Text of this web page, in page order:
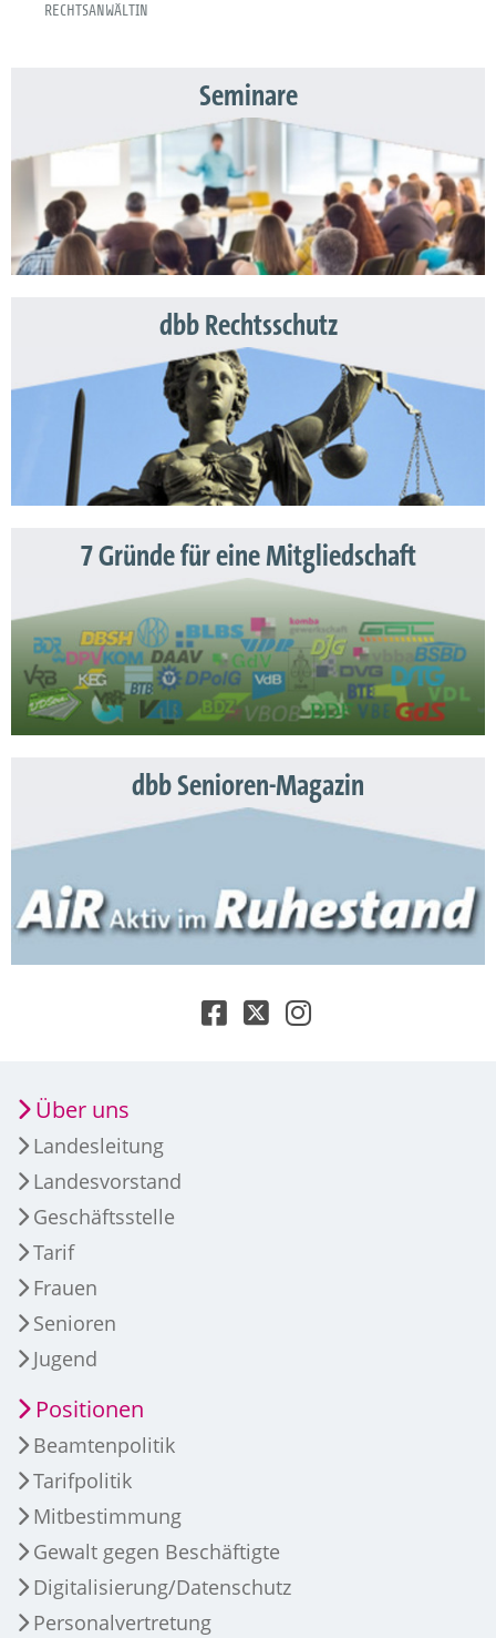
RECHTSANWÄLTIN
Seminare
dbb Rechtsschutz
7 Gründe für eine Mitgliedschaft
dbb Senioren-Magazin
Über uns
Landesleitung
Landesvorstand
Geschäftsstelle
Tarif
Frauen
Senioren
Jugend
Positionen
Beamtenpolitik
Tarifpolitik
Mitbestimmung
Gewalt gegen Beschäftigte
Digitalisierung/Datenschutz
Personalvertretung